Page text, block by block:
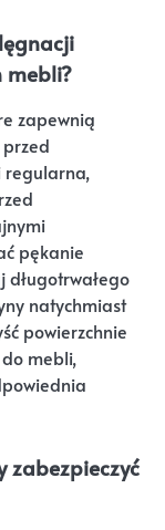
mebli?
zapewnią
regularna,
pękanie
długotrwałego
natychmiast
powierzchnie
mebli,
zabezpieczyć